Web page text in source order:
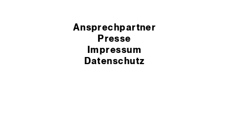
Ansprechpartner
Presse
Impressum
Datenschutz